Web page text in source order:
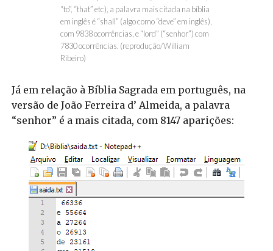
“to”, “that” etc), a palavra mais citada na bíblia
em inglês é “shall” (algo como “deve” em inglês),
com 9838 ocorrências, e “lord” (“senhor”) com
7830 ocorrências. (reprodução/William
Ribeiro)
Já em relação à Bíblia Sagrada em português, na
versão de João Ferreira d’ Almeida, a palavra
“senhor” é a mais citada, com 8147 aparições: